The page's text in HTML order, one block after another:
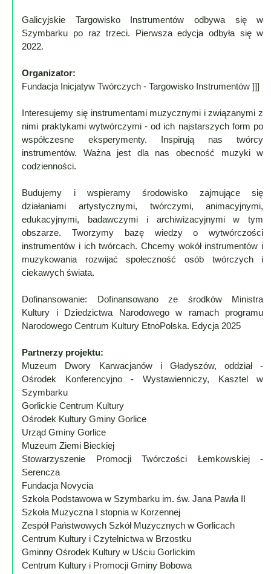
Galicyjskie Targowisko Instrumentów odbywa się w
Szymbarku po raz trzeci. Pierwsza edycja odbyła się w
2022.
Organizator:
Fundacja Inicjatyw Twórczych - Targowisko Instrumentów ]]]
Interesujemy się instrumentami muzycznymi i związanymi z
nimi praktykami wytwórczymi - od ich najstarszych form po
współczesne eksperymenty. Inspirują nas twórcy
instrumentów. Ważna jest dla nas obecność muzyki w
codzienności.
Budujemy i wspieramy środowisko zajmujące się
działaniami artystycznymi, twórczymi, animacyjnymi,
edukacyjnymi, badawczymi i archiwizacyjnymi w tym
obszarze. Tworzymy bazę wiedzy o wytwórczości
instrumentów i ich twórcach. Chcemy wokół instrumentów i
muzykowania rozwijać społeczność osób twórczych i
ciekawych świata.
Dofinansowanie: Dofinansowano ze środków Ministra
Kultury i Dziedzictwa Narodowego w ramach programu
Narodowego Centrum Kultury EtnoPolska. Edycja 2025
Partnerzy projektu:
Muzeum Dwory Karwacjanów i Gładyszów, oddział -
Ośrodek Konferencyjno - Wystawienniczy, Kasztel w
Szymbarku
Gorlickie Centrum Kultury
Ośrodek Kultury Gminy Gorlice
Urząd Gminy Gorlice
Muzeum Ziemi Bieckiej
Stowarzyszenie Promocji Twórczości Łemkowskiej -
Serencza
Fundacja Novycia
Szkoła Podstawowa w Szymbarku im. św. Jana Pawła II
Szkoła Muzyczna I stopnia w Korzennej
Zespół Państwowych Szkół Muzycznych w Gorlicach
Centrum Kultury i Czytelnictwa w Brzostku
Gminny Ośrodek Kultury w Uściu Gorlickim
Centrum Kultury i Promocji Gminy Bobowa